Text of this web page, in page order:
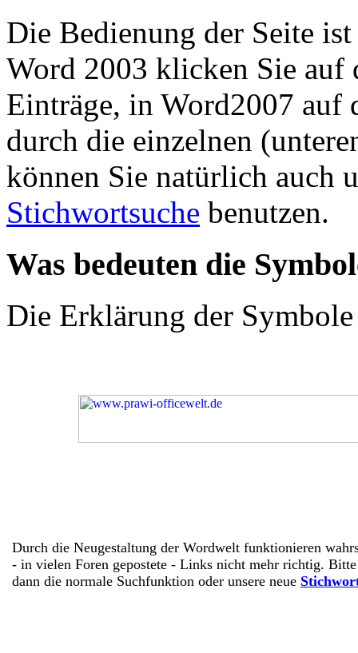
Die Bedienung der Seite
Word 2003 klicken Sie auf
Einträge, in Word2007 auf
durch die einzelnen
können Sie natürlich auch
Stichwortsuche benutzen.
Was bedeuten die
Die Erklärung der
Durch die Neugestaltung der Wordwelt funktionieren
- in vielen Foren gepostete - Links nicht mehr richtig. Bitte
dann die normale Suchfunktion oder unsere neue